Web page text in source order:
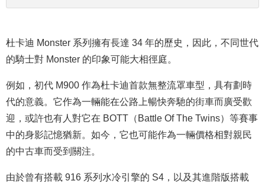
杜卡迪 Monster 系列擁有長達 34 年的歷史，因此，不同世代
的騎士對 Monster 的印象可能大相徑庭。
例如，初代 M900 作為杜卡迪首款無整流罩車型，具有劃時
代的意義。它作為一輛能在公路上暢快奔馳的街車而廣受歡
迎，或許也有人對它在 BOTT（Battle Of The Twins）等賽事
中的身影記憶猶新。如今，它也可能作為一輛價格相對親民
的中古車而受到關注。
由於曾有搭載 916 系列水冷引擎的 S4，以及其進階版搭載